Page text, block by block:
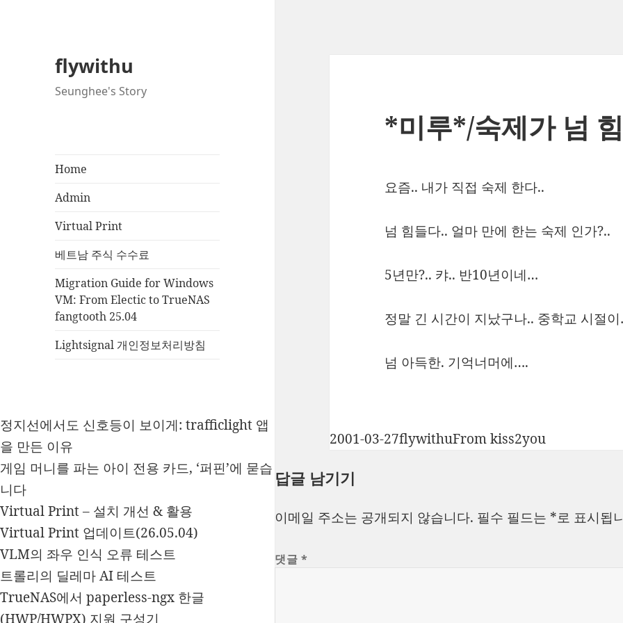
flywithu
Seunghee's Story
Home
Admin
Virtual Print
베트남 주식 수수료
Migration Guide for Windows
VM: From Electic to TrueNAS
fangtooth 25.04
Lightsignal 개인정보처리방침
정지선에서도 신호등이 보이게: trafficlight 앱
을 만든 이유
게임 머니를 파는 아이 전용 카드, ‘퍼핀’에 묻습
니다
Virtual Print – 설치 개선 & 활용
Virtual Print 업데이트(26.05.04)
VLM의 좌우 인식 오류 테스트
트롤리의 딜레마 AI 테스트
TrueNAS에서 paperless-ngx 한글
(HWP/HWPX) 지원 구성기
*미루*/숙제가 넘
요즘.. 내가 직접 숙제 한다..
넘 힘들다.. 얼마 만에 한는 숙제 인가?..
5년만?.. 캬.. 반10년이네…
정말 긴 시간이 지났구나.. 중학교 시절
넘 아득한. 기억너머에….
작
일
2001-03-27글
flywithu카
From kiss2you
답글 남기기
이메일 주소는 공개되지 않습니다. 필수 필드는 *로 표시됩
댓글*